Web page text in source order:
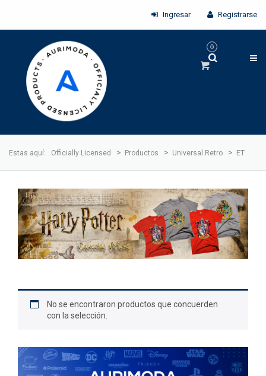
Ingresar Registrarse
0
Estas aquí: Officially Licensed > Productos > Universal Retro > ET
No se encontraron productos que concuerden
con la selección.